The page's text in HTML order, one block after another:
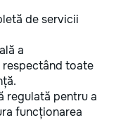
de servicii
a
toate
regulată pentru a
funcționarea